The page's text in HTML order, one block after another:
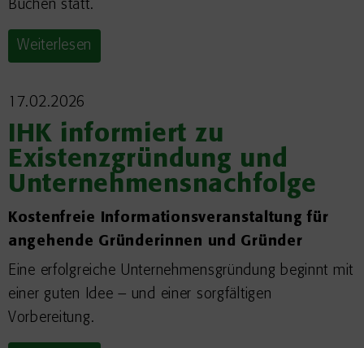
Buchen statt.
Weiterlesen
17.02.2026
IHK informiert zu
Existenzgründung und
Unternehmensnachfolge
Kostenfreie Informationsveranstaltung für
angehende Gründerinnen und Gründer
Eine erfolgreiche Unternehmensgründung beginnt mit
einer guten Idee – und einer sorgfältigen
Vorbereitung.